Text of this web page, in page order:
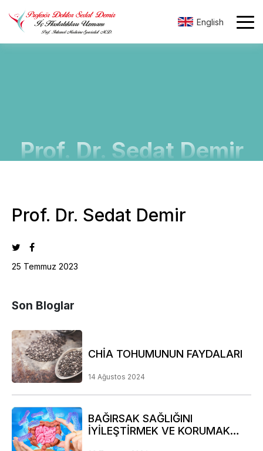
English
Prof. Dr. Sedat Demir
Prof. Dr. Sedat Demir
25 Temmuz 2023
Son Bloglar
CHİA TOHUMUNUN FAYDALARI
14 Ağustos 2024
BAĞIRSAK SAĞLIĞINI
İYİLEŞTİRMEK VE KORUMAK